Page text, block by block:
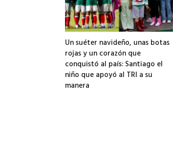
Un suéter navideño, unas botas
rojas y un corazón que
conquistó al país: Santiago el
niño que apoyó al TRI a su
manera